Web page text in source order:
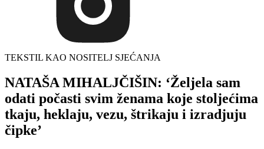
TEKSTIL KAO NOSITELJ SJEĆANJA
NATAŠA MIHALJČIŠIN: ‘Željela sam
odati počasti svim ženama koje stoljećima
tkaju, heklaju, vezu, štrikaju i izradjuju
čipke’